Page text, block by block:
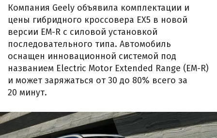
Компания Geely объявила комплектации и
цены гибридного кроссовера EX5 в новой
версии EM-R с силовой установкой
последовательного типа. Автомобиль
оснащен инновационной системой под
названием Electric Motor Extended Range (EM-R)
и может заряжаться от 30 до 80% всего за
20 минут.